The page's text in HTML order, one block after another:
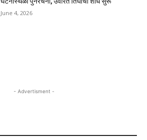
June 4, 2026
- Advertisment -